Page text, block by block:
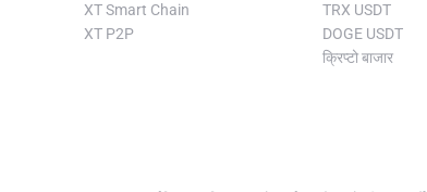
XT Smart Chain
XT P2P
TRX USDT
DOGE USDT
क्रिप्टो बाजार